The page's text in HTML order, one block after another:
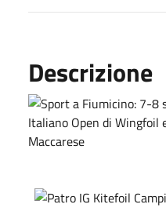
Descrizione